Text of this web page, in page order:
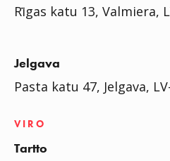
Rīgas katu 13, Valmiera,
Jelgava
Pasta katu 47, Jelgava,
VIRO
Tartto